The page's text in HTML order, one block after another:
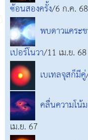
ซ้อนสองครั้ง/6 ก.ค. 68
พบดาวแคระ
เปอร์โนวา/11 เม.ย. 68
เบเทลจุสก็มีคู่
คลื่นความโน้
เม.ย. 67